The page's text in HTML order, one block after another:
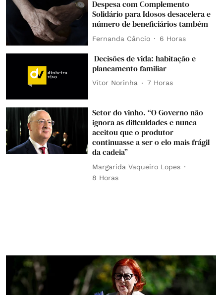
Despesa com Complemento
Solidário para Idosos desacelera e
número de beneficiários também
Fernanda Câncio 6 Horas
Decisões de vida: habitação e
planeamento familiar
Vítor Norinha 7 Horas
Setor do vinho. “O Governo não
ignora as dificuldades e nunca
aceitou que o produtor
continuasse a ser o elo mais frágil
da cadeia”
Margarida Vaqueiro Lopes
8 Horas